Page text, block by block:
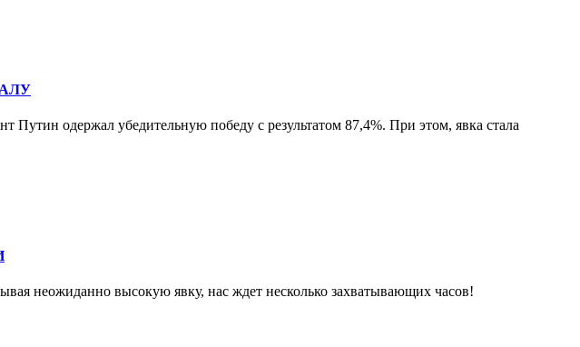
Путин одержал убедительную победу с результатом 87,4%. При этом, явка стала
неожиданно высокую явку, нас ждет несколько захватывающих часов!